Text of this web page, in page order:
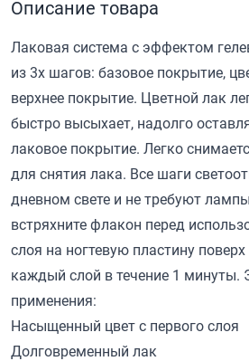
Описание товара
Лаковая система с эффектом
из 3х шагов: базовое покрытие,
верхнее покрытие. Цветной лак
быстро высыхает, надолго
лаковое покрытие. Легко
для снятия лака. Все шаги
дневном свете и не требуют
встряхните флакон перед
слоя на ногтевую пластину
каждый слой в течение 1 минуты.
применения:
Насыщенный цвет с первого слоя
Долговременный лак